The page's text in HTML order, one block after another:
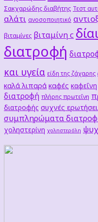
Σακχαρώδης διαβήτης Τεστ
αλάτι ανοσοποιητικό
βιταμίνες βιταμίνη c
διατροφή
και υγεία είδη της ζάχαρης
καλά λιπαρά καφές καφεΐνη
διατροφή πλήρης πρωτεΐνη
διατροφής συχνές
συμπληρώματα
χοληστερίνη χοληστερόλη